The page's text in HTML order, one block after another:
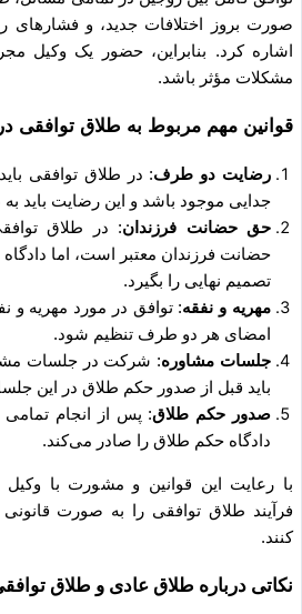
صورت بروز اختلافات جدید، و فشارهای
اشاره کرد. بنابراین، حضور یک وکیل
مشکلات مؤثر باشد.
قوانین مهم مربوط به طلاق توافقی
رضایت دو طرف: در طلاق توافقی
جدایی موجود باشد و این رضایت باید
حق حضانت فرزندان: در طلاق
حضانت فرزندان معتبر است، اما
تصمیم نهایی را بگیرد.
مهریه و نفقه: توافق در مورد مهریه و
امضای هر دو طرف تنظیم شود.
جلسات مشاوره: شرکت در جلسات
باید قبل از صدور حکم طلاق در این
صدور حکم طلاق: پس از انجام تمامی
دادگاه حکم طلاق را صادر می‌کند.
با رعایت این قوانین و مشورت با
فرآیند طلاق توافقی را به صورت
کنند.
نکاتی درباره طلاق عادی و طلاق